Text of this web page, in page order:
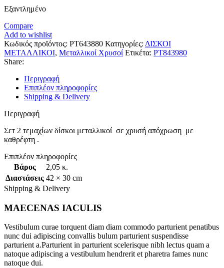
Εξαντλημένο
Compare
Add to wishlist
Κωδικός προϊόντος: PT643880 Κατηγορίες: ΔΙΣΚΟΙ
ΜΕΤΑΛΛΙΚΟΙ, Μεταλλικοί Χρυσοί Ετικέτα: PT843980
Share:
Περιγραφή
Επιπλέον πληροφορίες
Shipping & Delivery
Περιγραφή
Σετ 2 τεμαχίων δίσκοι μεταλλικοί σε χρυσή απόχρωση με
καθρέφτη .
Επιπλέον πληροφορίες
Βάρος
2,05 κ.
Διαστάσεις 42 × 30 cm
Shipping & Delivery
MAECENAS IACULIS
Vestibulum curae torquent diam diam commodo parturient penatibus
nunc dui adipiscing convallis bulum parturient suspendisse
parturient a.Parturient in parturient scelerisque nibh lectus quam a
natoque adipiscing a vestibulum hendrerit et pharetra fames nunc
natoque dui.